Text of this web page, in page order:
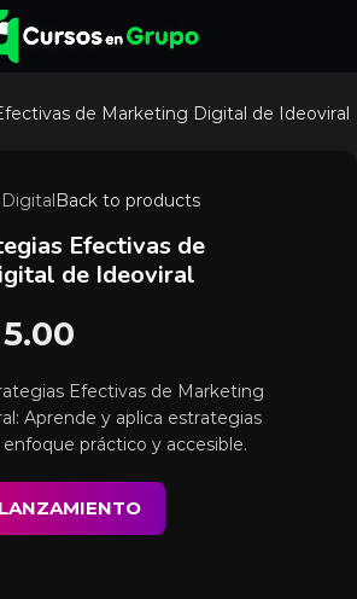
Back to products
Efectivas de
de Ideoviral
5.00
Efectivas de Marketing
Aprende y aplica estrategias
práctico y accesible.